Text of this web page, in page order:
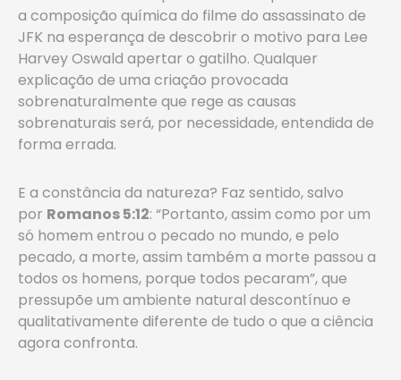
a composição química do filme do assassinato de
JFK na esperança de descobrir o motivo para Lee
Harvey Oswald apertar o gatilho. Qualquer
explicação de uma criação provocada
sobrenaturalmente que rege as causas
sobrenaturais será, por necessidade, entendida de
forma errada.
E a constância da natureza? Faz sentido, salvo
por Romanos 5:12: “Portanto, assim como por um
só homem entrou o pecado no mundo, e pelo
pecado, a morte, assim também a morte passou a
todos os homens, porque todos pecaram”, que
pressupõe um ambiente natural descontínuo e
qualitativamente diferente de tudo o que a ciência
agora confronta.